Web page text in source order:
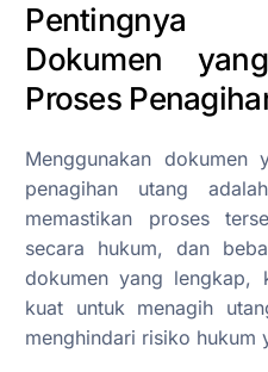
Pentingnya
Dokumen
Proses
Menggunakan dokumen
penagihan utang
memastikan proses
secara hukum, dan
dokumen yang lengkap,
kuat untuk menagih
menghindari risiko hukum